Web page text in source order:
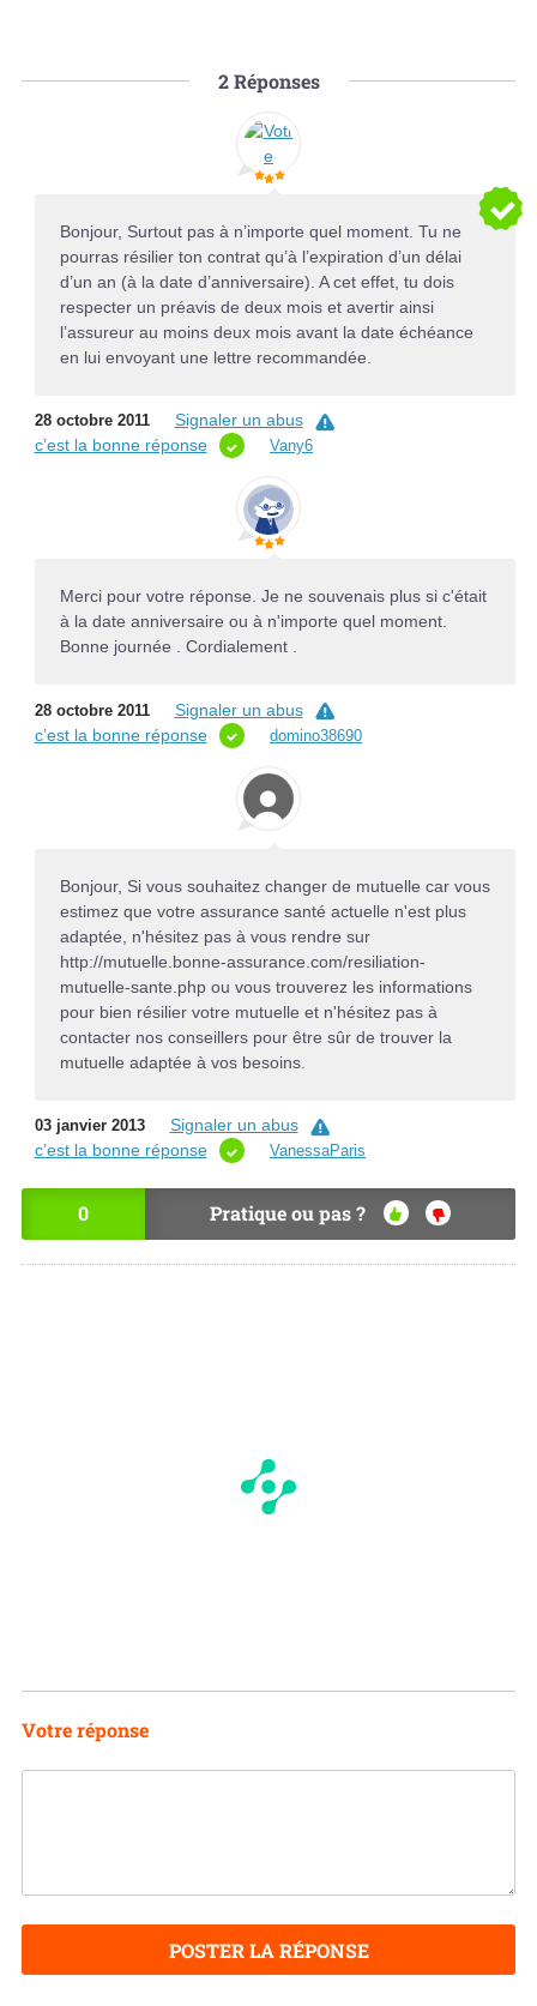
2Réponses
Bonjour, Surtout pas à n’importe quel moment. Tu ne
pourras résilier ton contrat qu’à l’expiration d’un délai
d’un an (à la date d’anniversaire). A cet effet, tu dois
respecter un préavis de deux mois et avertir ainsi
l’assureur au moins deux mois avant la date échéance
en lui envoyant une lettre recommandée.
28 octobre 2011
Signaler un abus
c’est la bonne réponse
Vany6
Merci pour votre réponse. Je ne souvenais plus si c'était
à la date anniversaire ou à n'importe quel moment.
Bonne journée . Cordialement .
28 octobre 2011
Signaler un abus
c’est la bonne réponse
domino38690
Bonjour, Si vous souhaitez changer de mutuelle car vous
estimez que votre assurance santé actuelle n'est plus
adaptée, n'hésitez pas à vous rendre sur
http://mutuelle.bonne-assurance.com/resiliation-
mutuelle-sante.php ou vous trouverez les informations
pour bien résilier votre mutuelle et n'hésitez pas à
contacter nos conseillers pour être sûr de trouver la
mutuelle adaptée à vos besoins.
03 janvier 2013
Signaler un abus
c’est la bonne réponse
VanessaParis
0 Pratique ou pas ?
OU
I
NO
Votre réponse
POSTER LA RÉPONSE